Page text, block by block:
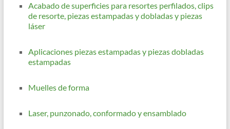
Acabado de superficies para resortes perfilados, clips
de resorte, piezas estampadas y dobladas y piezas
láser
Aplicaciones piezas estampadas y piezas dobladas
estampadas
Muelles de forma
Laser, punzonado, conformado y ensamblado